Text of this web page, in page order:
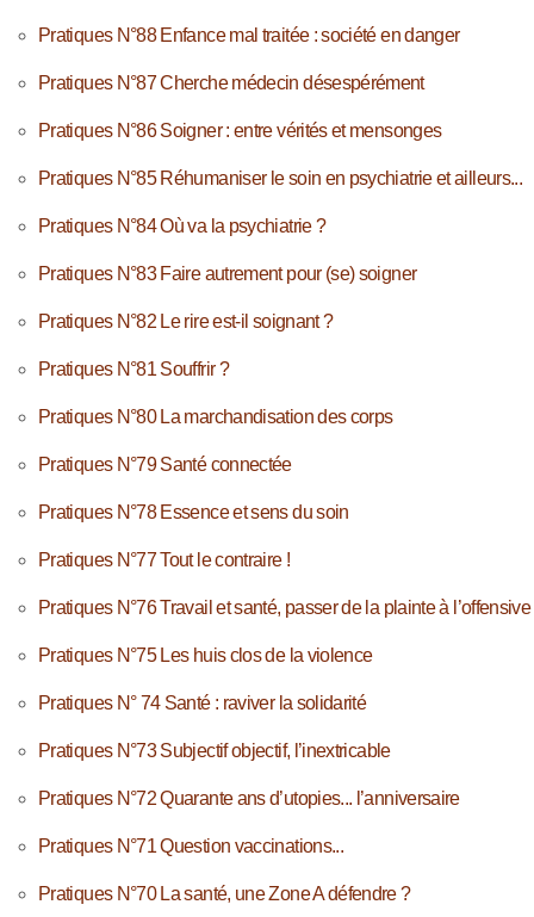
Pratiques N°88 Enfance mal traitée : société en danger
Pratiques N°87 Cherche médecin désespérément
Pratiques N°86 Soigner : entre vérités et mensonges
Pratiques N°85 Réhumaniser le soin en psychiatrie et ailleurs...
Pratiques N°84 Où va la psychiatrie ?
Pratiques N°83 Faire autrement pour (se) soigner
Pratiques N°82 Le rire est-il soignant ?
Pratiques N°81 Souffrir ?
Pratiques N°80 La marchandisation des corps
Pratiques N°79 Santé connectée
Pratiques N°78 Essence et sens du soin
Pratiques N°77 Tout le contraire !
Pratiques N°76 Travail et santé, passer de la plainte à l’offensive
Pratiques N°75 Les huis clos de la violence
Pratiques N° 74 Santé : raviver la solidarité
Pratiques N°73 Subjectif objectif, l’inextricable
Pratiques N°72 Quarante ans d’utopies... l’anniversaire
Pratiques N°71 Question vaccinations...
Pratiques N°70 La santé, une Zone A défendre ?